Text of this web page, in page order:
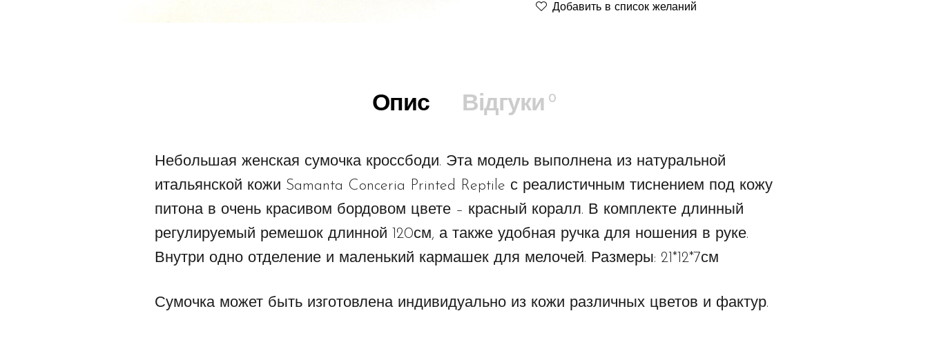
Добавить в список желаний
Опис Відгуки 0
Небольшая женская сумочка кроссбоди. Эта модель выполнена из натуральной
итальянской кожи Samanta Conceria Printed Reptile с реалистичным тиснением под кожу
питона в очень красивом бордовом цвете – красный коралл. В комплекте длинный
регулируемый ремешок длинной 120см, а также удобная ручка для ношения в руке.
Внутри одно отделение и маленький кармашек для мелочей. Размеры: 21*12*7см
Сумочка может быть изготовлена индивидуально из кожи различных цветов и фактур.